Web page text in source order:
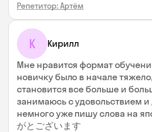
Репетитор: Артём
К Кирилл
Мне нравится формат
новичку было в начале
становится все больше и
занимаюсь с удовольствием
немного уже пишу слова на
がとございます